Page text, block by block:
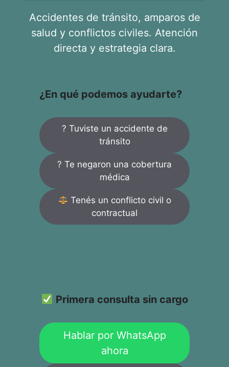
Accidentes de tránsito, amparos de
salud y conflictos civiles. Atención
directa y estrategia clara.
¿En qué podemos ayudarte?
? Tuviste un accidente de
tránsito
? Te negaron una cobertura
médica
Tenés un conflicto civil o
contractual
Primera consulta sin cargo
Hablar por WhatsApp
ahora